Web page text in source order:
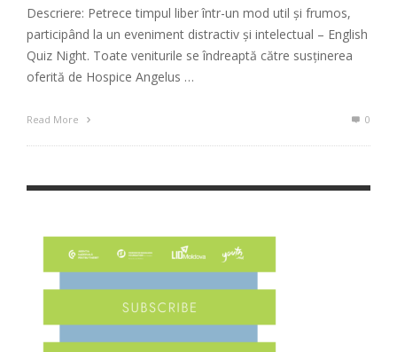
Descriere: Petrece timpul liber într-un mod util și frumos,
participând la un eveniment distractiv și intelectual – English
Quiz Night. Toate veniturile se îndreaptă către susținerea
oferită de Hospice Angelus …
Read More 0